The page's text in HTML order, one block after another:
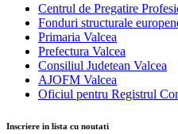
Centrul de Pregatire
Fonduri structurale
Primaria Valcea
Prefectura Valcea
Consiliul Judetean Valcea
AJOFM Valcea
Oficiul pentru Registrul
Inscriere in lista cu noutati